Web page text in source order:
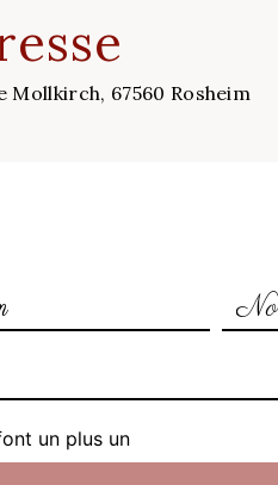
Mollkirch, 67560 Rosheim
un plus un